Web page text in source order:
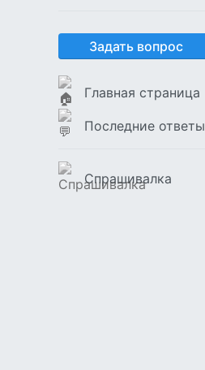
Задать вопрос
Главная страница
Последние ответы
Спрашивалка